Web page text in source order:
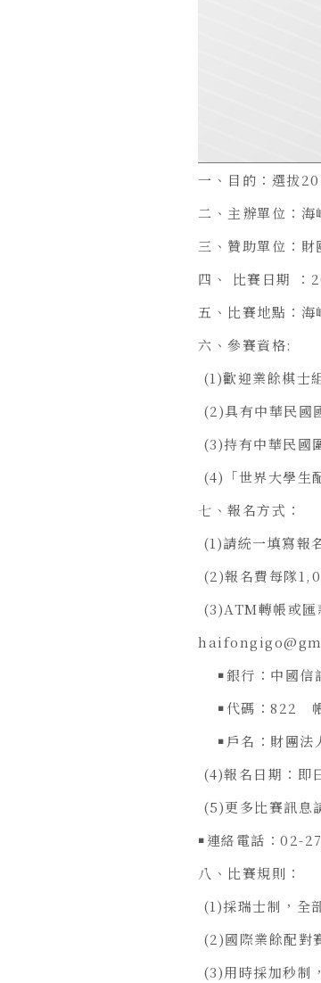
一、目的：選拔
二、主辦單位：
三、贊助單位：財
四、 比賽日期
五、比賽地點：
六、參賽資格:
(1)歡迎業餘棋士
(2)具有中華民國
(3)持有中華民國
(4)「世界大學生
七、報名方式：
(1)請統一填寫報
(2)報名費每隊
(3)ATM轉帳或匯
￭銀行：中國信
￭代碼：822
￭戶名：財團法
(4)報名日期：即
(5)更多比賽訊息
￭連絡電話：02-
八、比賽規則：
(1)採瑞士制，全
(2)國際業餘配對
(3)用時採加秒制